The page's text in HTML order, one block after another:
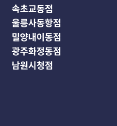
속초교동점
울릉사동항점
밀양내이동점
광주화정동점
남원시청점